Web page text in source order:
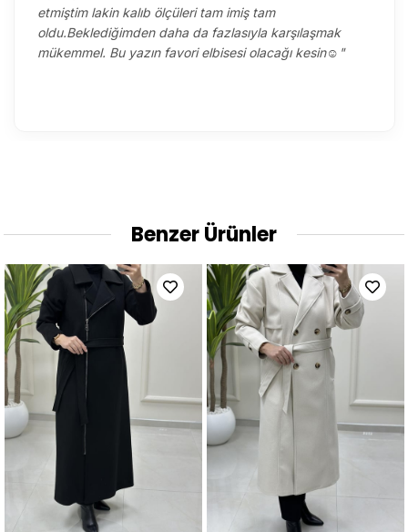
etmiştim lakin kalıb ölçüleri tam imiş tam
oldu.Beklediğimden daha da fazlasıyla karşılaşmak
mükemmel. Bu yazın favori elbisesi olacağı kesin☺️"
Benzer Ürünler